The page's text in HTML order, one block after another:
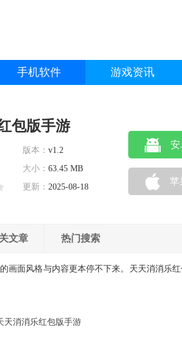
手机软件 游戏资讯
包版手游
版本： v1.2
大小： 63.45 MB
更新： 2025-08-18
安
苹
文章 热门搜索
画面风格与内容更本停不下来。天天消消乐